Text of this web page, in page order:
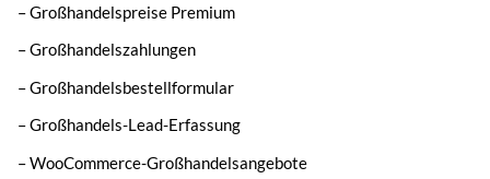
– Großhandelspreise Premium
– Großhandelszahlungen
– Großhandelsbestellformular
– Großhandels-Lead-Erfassung
– WooCommerce-Großhandelsangebote